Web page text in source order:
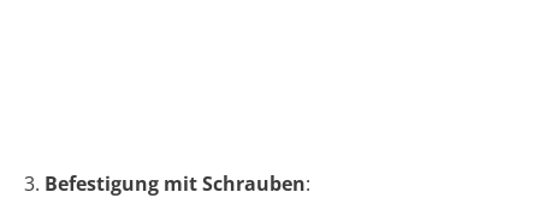
3. Befestigung mit Schrauben: